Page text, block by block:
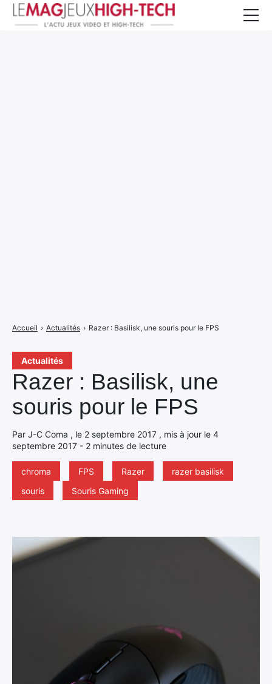
Actualités
Razer : Basilisk, une
souris pour le FPS
Par J-C Coma , le 2 septembre 2017 , mis à jour le 4
septembre 2017 - 2 minutes de lecture
chroma FPS Razer
razer basilisk
souris
Souris Gaming
Accueil › Actualités › Razer : Basilisk, une souris pour le FPS